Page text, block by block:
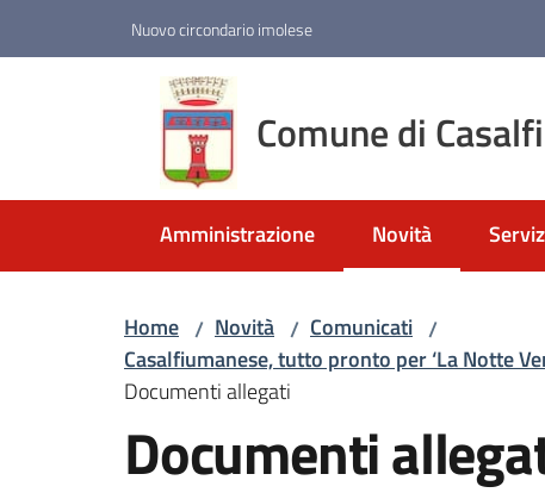
Nuovo circondario imolese
Comune di
Amministrazione Novità
Menu selezionato
Home / Novità / Comunicati /
Casalfiumanese, tutto pronto per ‘La Notte
Documenti allegati
Documenti